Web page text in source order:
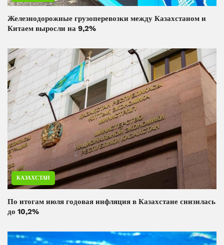
Железнодорожные грузоперевозки между Казахстаном и
Китаем выросли на 9,2%
КАЗАХСТАН
По итогам июля годовая инфляция в Казахстане снизилась
до 10,2%